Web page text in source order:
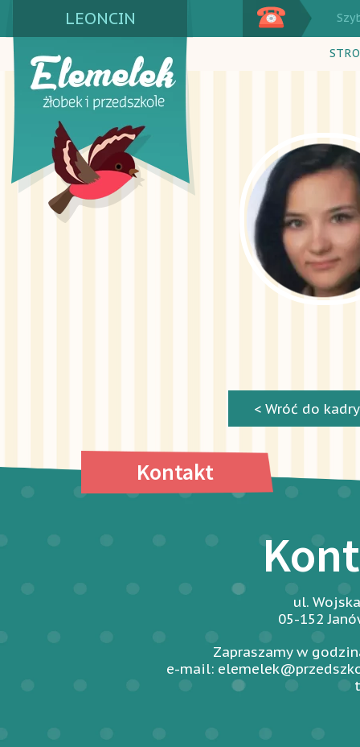
Kontakt
ul.
05-152
Zapraszamy w
e-mail:
LEONCIN
< Wróć do kadry